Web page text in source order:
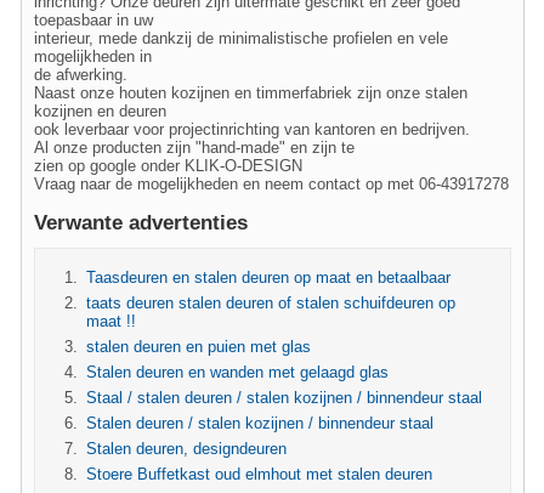
toepasbaar in uw
interieur, mede dankzij de minimalistische profielen en vele
mogelijkheden in
de afwerking.
Naast onze houten kozijnen en timmerfabriek zijn onze stalen
kozijnen en deuren
ook leverbaar voor projectinrichting van kantoren en bedrijven.
Al onze producten zijn "hand-made" en zijn te
zien op google onder KLIK-O-DESIGN
Vraag naar de mogelijkheden en neem contact op met 06-43917278
Verwante advertenties
Taasdeuren en stalen deuren op maat en betaalbaar
taats deuren stalen deuren of stalen schuifdeuren op
maat !!
stalen deuren en puien met glas
Stalen deuren en wanden met gelaagd glas
Staal / stalen deuren / stalen kozijnen / binnendeur staal
Stalen deuren / stalen kozijnen / binnendeur staal
Stalen deuren, designdeuren
Stoere Buffetkast oud elmhout met stalen deuren